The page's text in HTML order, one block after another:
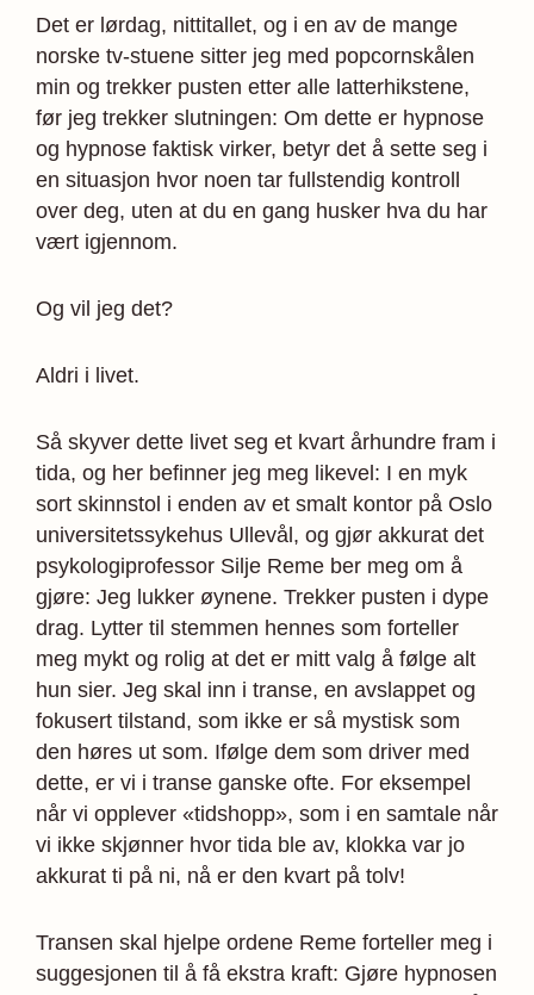
Det er lørdag, nittitallet, og i en av de mange
norske tv-stuene sitter jeg med popcornskålen
min og trekker pusten etter alle latterhikstene,
før jeg trekker slutningen: Om dette er hypnose
og hypnose faktisk virker, betyr det å sette seg i
en situasjon hvor noen tar fullstendig kontroll
over deg, uten at du en gang husker hva du har
vært igjennom.
Og vil jeg det?
Aldri i livet.
Så skyver dette livet seg et kvart århundre fram i
tida, og her befinner jeg meg likevel: I en myk
sort skinnstol i enden av et smalt kontor på Oslo
universitetssykehus Ullevål, og gjør akkurat det
psykologiprofessor Silje Reme ber meg om å
gjøre: Jeg lukker øynene. Trekker pusten i dype
drag. Lytter til stemmen hennes som forteller
meg mykt og rolig at det er mitt valg å følge alt
hun sier. Jeg skal inn i transe, en avslappet og
fokusert tilstand, som ikke er så mystisk som
den høres ut som. Ifølge dem som driver med
dette, er vi i transe ganske ofte. For eksempel
når vi opplever «tidshopp», som i en samtale når
vi ikke skjønner hvor tida ble av, klokka var jo
akkurat ti på ni, nå er den kvart på tolv!
Transen skal hjelpe ordene Reme forteller meg i
suggesjonen til å få ekstra kraft: Gjøre hypnosen